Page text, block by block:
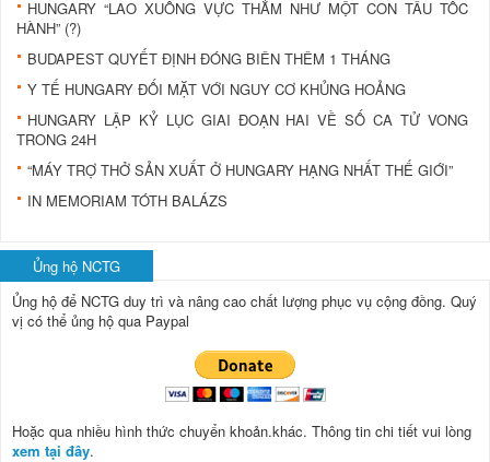
HUNGARY “LAO XUỐNG VỰC THẲM NHƯ MỘT CON TẦU TỐC
HÀNH” (?)
BUDAPEST QUYẾT ĐỊNH ĐÓNG BIÊN THÊM 1 THÁNG
Y TẾ HUNGARY ĐỐI MẶT VỚI NGUY CƠ KHỦNG HOẢNG
HUNGARY LẬP KỶ LỤC GIAI ĐOẠN HAI VỀ SỐ CA TỬ VONG
TRONG 24H
“MÁY TRỢ THỞ SẢN XUẤT Ở HUNGARY HẠNG NHẤT THẾ GIỚI”
IN MEMORIAM TÓTH BALÁZS
Ủng hộ NCTG
Ủng hộ để NCTG duy trì và nâng cao chất lượng phục vụ cộng đồng. Quý
vị có thể ủng hộ qua Paypal
Hoặc qua nhiều hình thức chuyển khoản.khác. Thông tin chi tiết vui lòng
xem tại đây.